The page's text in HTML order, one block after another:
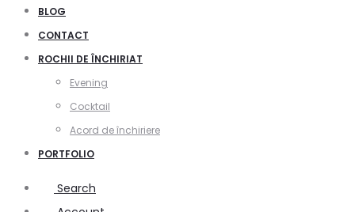
BLOG
CONTACT
ROCHII DE ÎNCHIRIAT
Evening
Cocktail
Acord de închiriere
PORTFOLIO
Search